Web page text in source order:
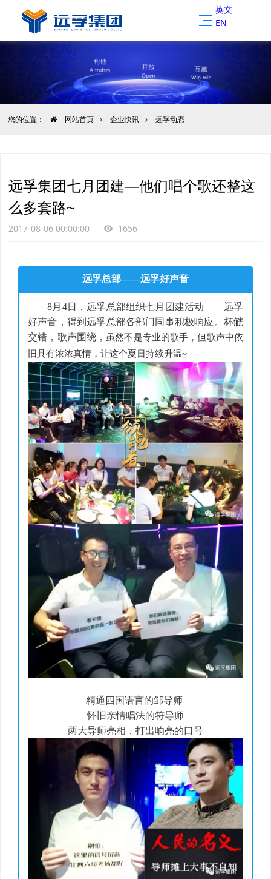
英文
EN
您的位置： 网站首页 企业快讯 远孚动态
远孚集团七月团建—他们唱个歌还整这
么多套路~
2017-08-06 00:00:00 1656
远孚总部——远孚好声音
8月4日，远孚总部组织七月团建活动——远孚
好声音，得到远孚总部各部门同事积极响应 。杯觥
交错，歌声围绕， 虽然不是专业的歌手，但歌声中依
旧具有浓浓真情，让这个夏日持续升温~
精通四国语言的邹导师
怀旧亲情唱法的符导师
两大导师亮相，打出响亮的口号